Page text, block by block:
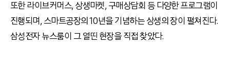
또한 라이브커머스, 상생마켓, 구매상담회 등 다양한 프로그램이
진행되며, 스마트공장의 10년을 기념하는 상생의 장이 펼쳐진다.
삼성전자 뉴스룸이 그 열띤 현장을 직접 찾았다.